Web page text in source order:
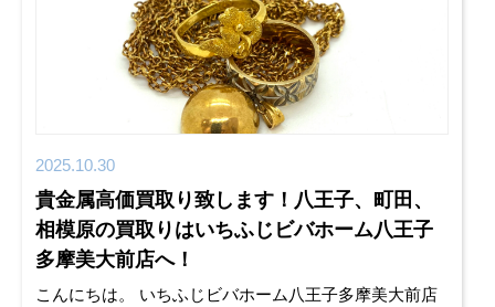
2025.10.30
貴金属高価買取り致します！八王子、町田、
相模原の買取りはいちふじビバホーム八王子
多摩美大前店へ！
こんにちは。 いちふじビバホーム八王子多摩美大前店